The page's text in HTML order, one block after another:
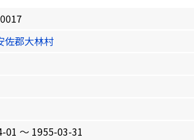
佐郡大林村
01 〜 1955-03-31